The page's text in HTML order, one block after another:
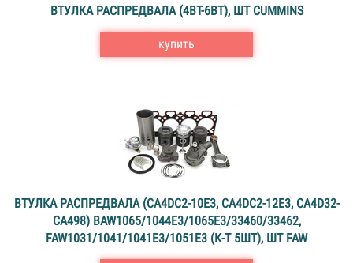
ВТУЛКА РАСПРЕДВАЛА (4BT-6BT), ШТ CUMMINS
купить
ВТУЛКА РАСПРЕДВАЛА (CA4DC2-10E3, CA4DC2-12E3, CA4D32-
CA498) BAW1065/1044E3/1065E3/33460/33462,
FAW1031/1041/1041Е3/1051E3 (К-Т 5ШТ), ШТ FAW